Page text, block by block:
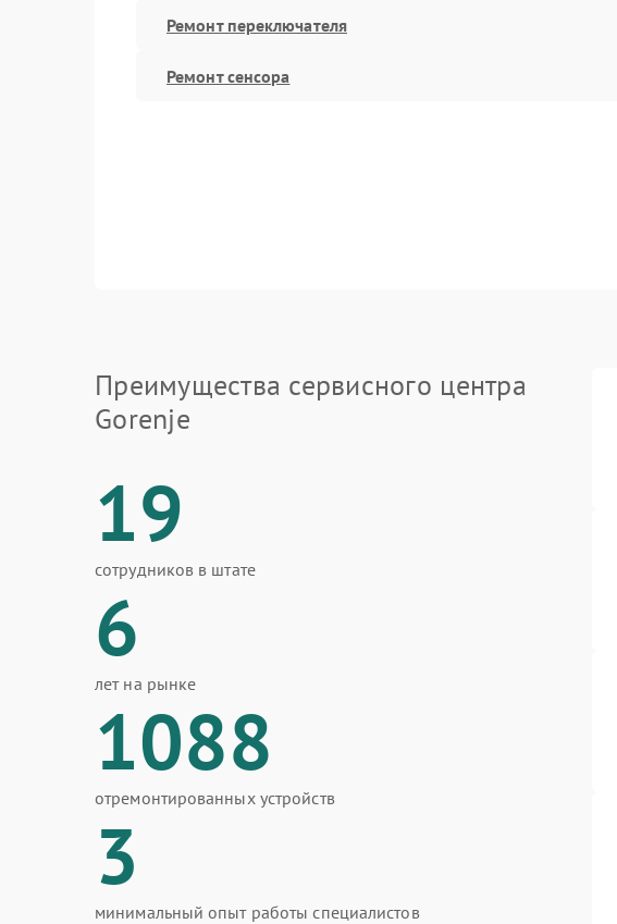
Ремонт переключателя
Ремонт сенсора
Преимущества сервисного центра
Gorenje
19
сотрудников в штате
6
лет на рынке
1088
отремонтированных устройств
3
минимальный опыт работы специалистов